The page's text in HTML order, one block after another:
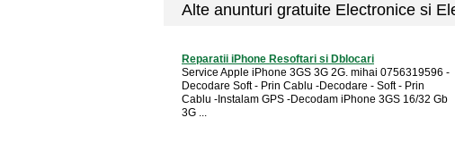
Alte anunturi gratuite Electronice si
Reparatii iPhone Resoftari si Dblocari
Service Apple iPhone 3GS 3G 2G. mihai 0756319596 -
Decodare Soft - Prin Cablu -Decodare - Soft - Prin
Cablu -Instalam GPS -Decodam iPhone 3GS 16/32 Gb
3G ...